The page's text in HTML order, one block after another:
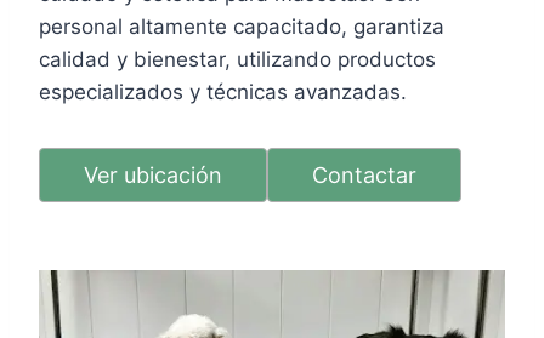
personal altamente capacitado, garantiza
calidad y bienestar, utilizando productos
especializados y técnicas avanzadas.
Ver ubicación Contactar